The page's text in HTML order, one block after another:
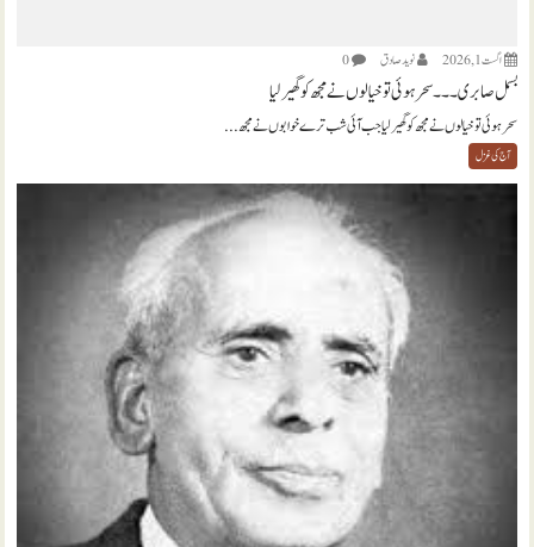
اگست 1, 2026 نويد صادق 0
بسمل صابری ۔۔۔ سحر ہوئی تو خیالوں نے مجھ کو گھیر لیا
سحر ہوئی تو خیالوں نے مجھ کو گھیر لیا جب آئی شب ترے خوابوں نے مجھ...
آج کی غزل